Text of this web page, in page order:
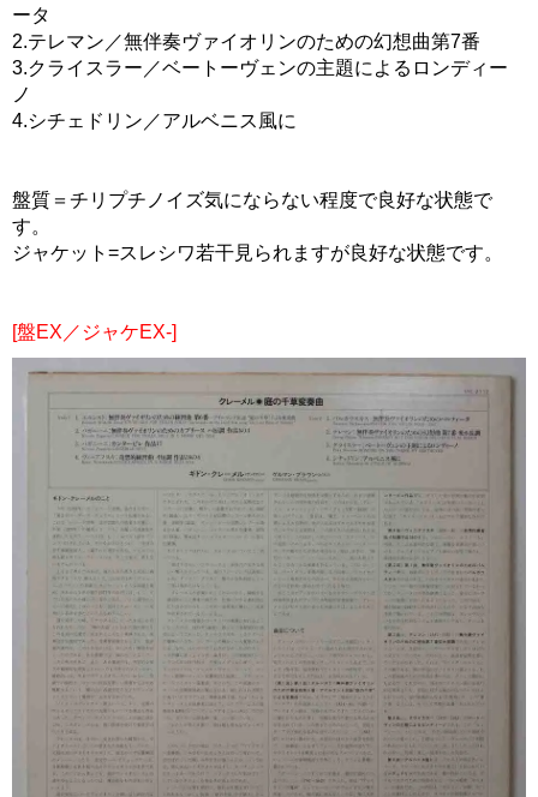
ータ
2.テレマン／無伴奏ヴァイオリンのための幻想曲第7番
3.クライスラー／ベートーヴェンの主題によるロンディー
ノ
4.シチェドリン／アルベニス風に
盤質＝チリプチノイズ気にならない程度で良好な状態で
す。
ジャケット=スレシワ若干見られますが良好な状態です。
[盤EX／ジャケEX-]